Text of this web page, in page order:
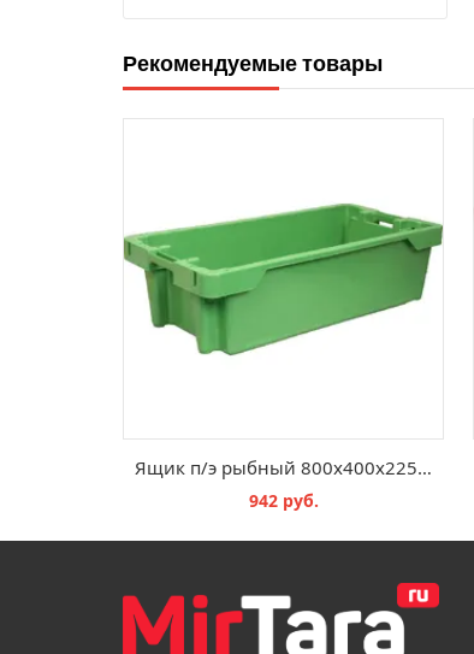
Рекомендуемые товары
Ящик п/э рыбный 800х400х225 сплошной зеленый
942 руб.